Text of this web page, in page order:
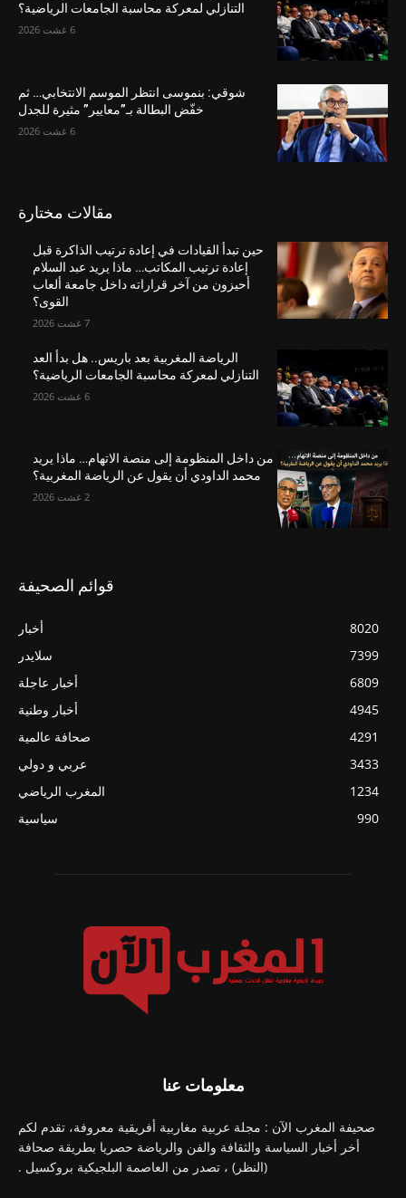
التنازلي لمعركة محاسبة الجامعات الرياضية؟
6 غشت 2026
شوقي: بنموسى انتظر الموسم الانتخابي… ثم
خفّض البطالة بـ”معايير” مثيرة للجدل
6 غشت 2026
مقالات مختارة
حين تبدأ القيادات في إعادة ترتيب الذاكرة قبل
إعادة ترتيب المكاتب… ماذا يريد عبد السلام
أحيزون من آخر قراراته داخل جامعة ألعاب
القوى؟
7 غشت 2026
الرياضة المغربية بعد باريس.. هل بدأ العد
التنازلي لمعركة محاسبة الجامعات الرياضية؟
6 غشت 2026
من داخل المنظومة إلى منصة الاتهام… ماذا يريد
محمد الداودي أن يقول عن الرياضة المغربية؟
2 غشت 2026
قوائم الصحيفة
أخبار
8020
سلايدر
7399
أخبار عاجلة
6809
أخبار وطنية
4945
صحافة عالمية
4291
عربي و دولي
3433
المغرب الرياضي
1234
سياسية
990
معلومات عنا
صحيفة المغرب الآن : مجلة عربية مغاربية أفريقية معروفة، تقدم لكم
أخر أخبار السياسة والثقافة والفن والرياضة حصريا بطريقة صحافة
(النظر) ، تصدر من العاصمة البلجيكية بروكسيل .